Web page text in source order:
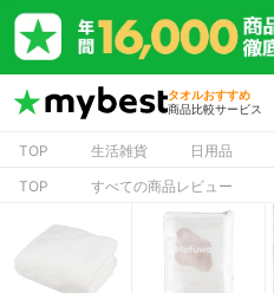
タオルおすすめ
商品比較サービス
TOP 生活雑貨 日用品
TOP
すべての商品レビュー